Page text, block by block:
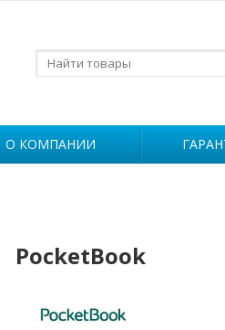
О КОМПАНИИ
PocketBook